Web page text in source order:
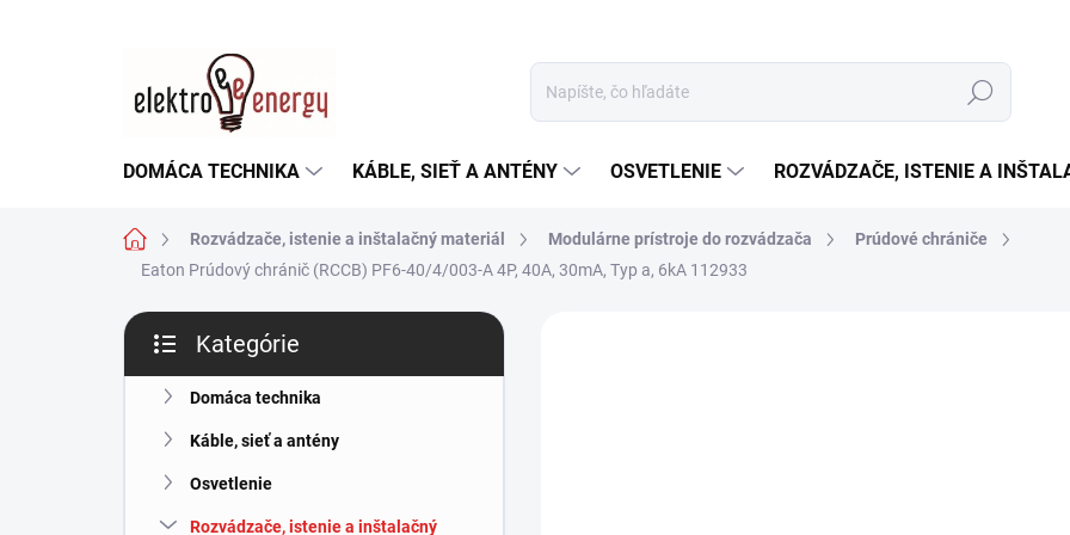
Hľadať
DOMÁCA TECHNIKA KÁBLE, SIEŤ A ANTÉNY OSVETLENIE ROZVÁDZAČE, ISTENIE A
DomovRozvádzače, istenie a inštalačný materiál Modulárne prístroje do rozvádzača
Prúdové chrániče
Eaton Prúdový chránič (RCCB) PF6-40/4/003-A 4P, 40A, 30mA, Typ a, 6kA 112933
B
č
kategórie
Kategórie
Domáca technika
Káble, sieť a antény
Osvetlenie
Rozvádzače, istenie a inštalačný